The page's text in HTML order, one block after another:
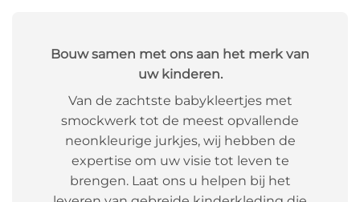
Bouw samen met ons aan het merk van
uw kinderen.
Van de zachtste babykleertjes met
smockwerk tot de meest opvallende
neonkleurige jurkjes, wij hebben de
expertise om uw visie tot leven te
brengen. Laat ons u helpen bij het